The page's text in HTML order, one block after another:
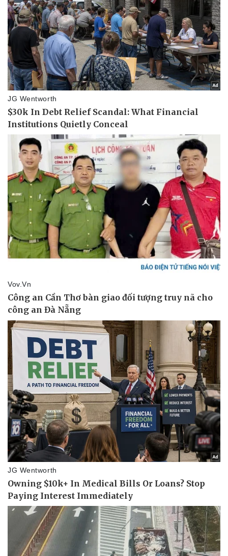
Bất động sản
Khởi nghiệp
Tiêu dùng
Chứng khoán
Giá cà phê